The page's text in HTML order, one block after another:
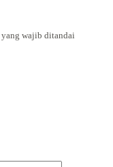
yang wajib ditandai